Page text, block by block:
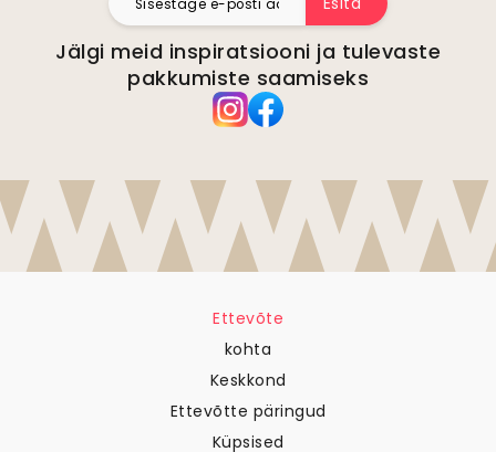
Jälgi meid inspiratsiooni ja tulevaste
pakkumiste saamiseks
Ettevõte
kohta
Keskkond
Ettevõtte päringud
Küpsised